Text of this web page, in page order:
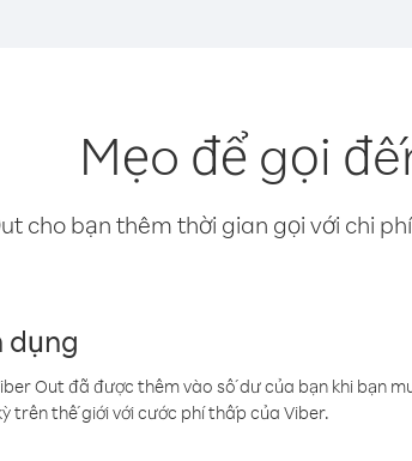
Mẹo để gọi
cho bạn thêm thời gian gọi với chi
dụng
Out đã được thêm vào số dư của bạn khi bạn
trên thế giới với cước phí thấp của Viber.